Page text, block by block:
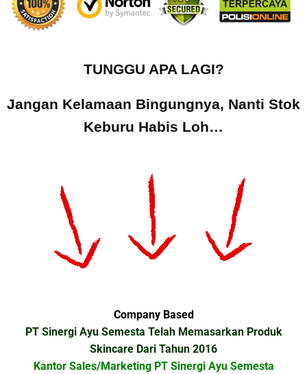
TUNGGU APA LAGI?
Jangan Kelamaan Bingungnya, Nanti Stok
Keburu Habis Loh…
Company Based
PT Sinergi Ayu Semesta Telah Memasarkan Produk
Skincare Dari Tahun 2016
Kantor Sales/Marketing PT Sinergi Ayu Semesta